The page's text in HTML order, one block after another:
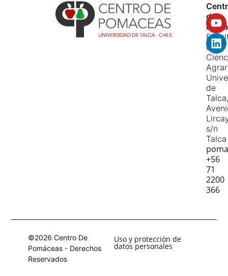
de
de
de
s/n
Talca
+56
71
2200
366
©2026 Centro De
Pomáceas - Derechos
Reservados
Uso y protección de
datos personales